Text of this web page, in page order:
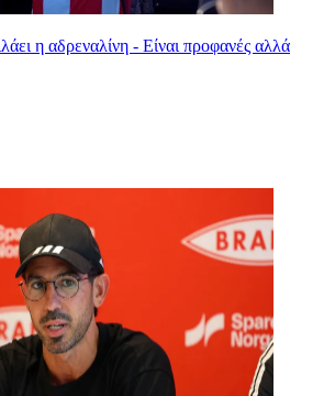
η αδρεναλίνη - Είναι προφανές αλλά